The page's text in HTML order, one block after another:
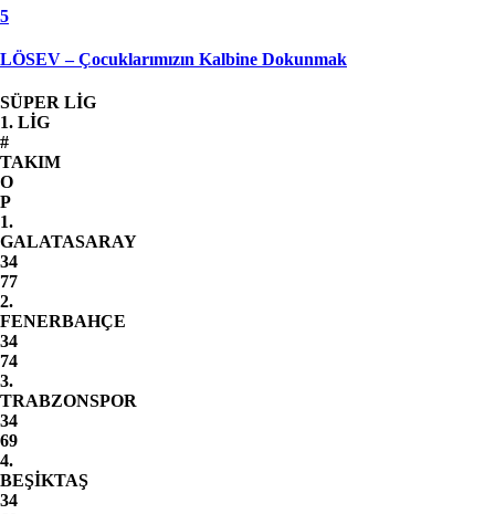
5
LÖSEV – Çocuklarımızın Kalbine Dokunmak
SÜPER LİG
1. LİG
#
TAKIM
O
P
1.
GALATASARAY
34
77
2.
FENERBAHÇE
34
74
3.
TRABZONSPOR
34
69
4.
BEŞİKTAŞ
34